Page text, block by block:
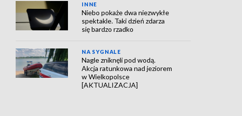
INNE
Niebo pokaże dwa niezwykłe
spektakle. Taki dzień zdarza
się bardzo rzadko
NA SYGNALE
Nagle zniknęli pod wodą.
Akcja ratunkowa nad jeziorem
w Wielkopolsce
[AKTUALIZACJA]